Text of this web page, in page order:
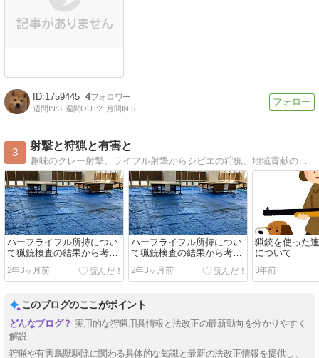
1759445 4
週間IN:3 週間OUT:2 月間IN:5
3
射撃と狩猟と有害と
趣味のクレー射撃、ライフル射撃からジビエの狩猟、地域貢献の有害鳥獣駆除に従事しています。猟欲薄めのなんちゃってハンターです
ハーフライフル所持につい
て猟銃検査の結果から考え
てみる
2年3ヶ月前
ハーフライフル所持につい
て猟銃検査の結果から考え
てみる
2年3ヶ月前
猟銃を使った
について
3年前
このブログのここがポイント
実用的な狩猟用具情報と法改正の最新動向を分かりやすく
解説
狩猟や有害鳥獣駆除に関わる具体的な知識と最新の法改正情報を提供し、